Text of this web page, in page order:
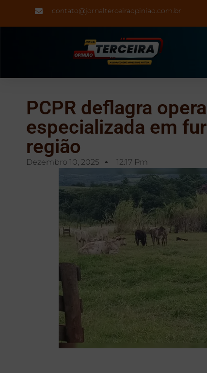
contato@jornalterceiraopiniao.com.br
PCPR deflagra
especializada em
região
Dezembro 10, 2025 12:17 Pm